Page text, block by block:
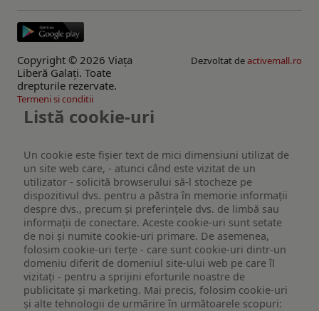
Copyright © 2026 Viaţa
Liberă Galaţi. Toate
drepturile rezervate.
Dezvoltat deactivemall.ro
Termeni si conditii
Listă cookie-uri
Un cookie este fişier text de mici dimensiuni utilizat de
un site web care, - atunci când este vizitat de un
utilizator - solicită browserului să-l stocheze pe
dispozitivul dvs. pentru a păstra în memorie informații
despre dvs., precum și preferințele dvs. de limbă sau
informații de conectare. Aceste cookie-uri sunt setate
de noi și numite cookie-uri primare. De asemenea,
folosim cookie-uri terțe - care sunt cookie-uri dintr-un
domeniu diferit de domeniul site-ului web pe care îl
vizitați - pentru a sprijini eforturile noastre de
publicitate și marketing. Mai precis, folosim cookie-uri
și alte tehnologii de urmărire în următoarele scopuri: